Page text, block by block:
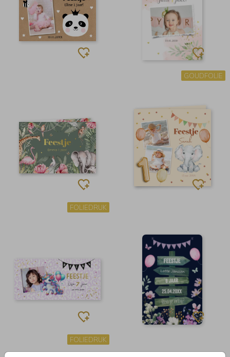
GOUDFOLIE
FOLIEDRUK
FOLIEDRUK